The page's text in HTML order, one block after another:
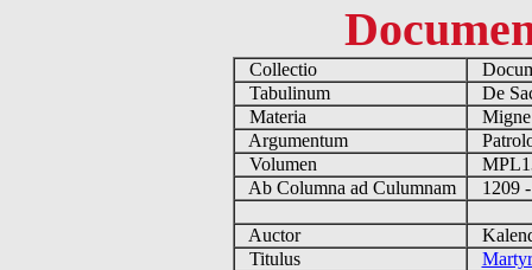
Collectio
Tabulinum
De
Materia
Argumentum
Volumen
Ab Columna ad Culumnam
1209
Auctor
Titulus